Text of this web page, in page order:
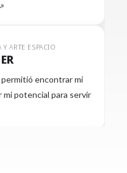
encontrar mi
potencial para servir
SUAREZ
encontré mi